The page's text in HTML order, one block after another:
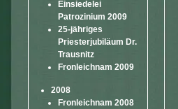
Einsiedelei
Patrozinium 2009
25-jähriges
Priesterjubiläum Dr.
Trausnitz
Fronleichnam 2009
2008
Fronleichnam 2008